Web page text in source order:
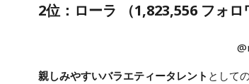
2位：ローラ （1,823,556 フォロ
親しみやすいバラエティータレント として